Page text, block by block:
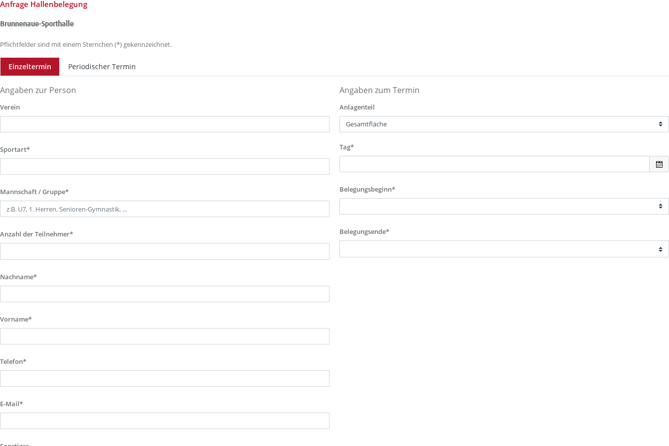
Anfrage Hallenbelegung
Brunnenaue-Sporthalle
Pflichtfelder sind mit einem Sternchen (*) gekennzeichnet.
Einzeltermin Periodischer Termin
Angaben zur Person
Verein
Sportart*
Mannschaft / Gruppe*
Anzahl der Teilnehmer*
Nachname*
Vorname*
Telefon*
E-Mail*
Angaben zum Termin
Anlagenteil
Tag*
Belegungsbeginn*
Belegungsende*